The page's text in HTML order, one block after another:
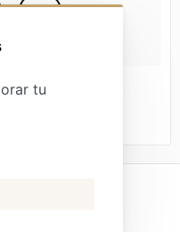
tu